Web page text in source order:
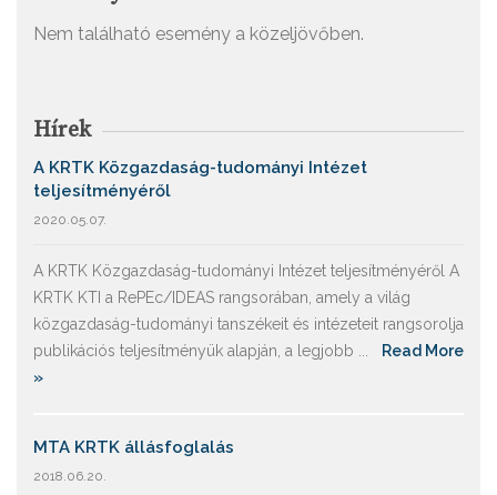
Nem található esemény a közeljövőben.
Hírek
A KRTK Közgazdaság-tudományi Intézet
teljesítményéről
2020.05.07.
A KRTK Közgazdaság-tudományi Intézet teljesítményéről A
KRTK KTI a RePEc/IDEAS rangsorában, amely a világ
közgazdaság-tudományi tanszékeit és intézeteit rangsorolja
publikációs teljesítményük alapján, a legjobb ...
Read More
»
MTA KRTK állásfoglalás
2018.06.20.